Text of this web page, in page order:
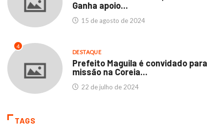
Ganha apoio...
15 de agosto de 2024
4
DESTAQUE
Prefeito Maguila é convidado para
missão na Coreia...
22 de julho de 2024
TAGS